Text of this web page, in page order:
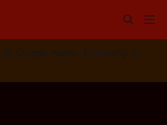
📰 Google News 🦋 Bluesky
✉️